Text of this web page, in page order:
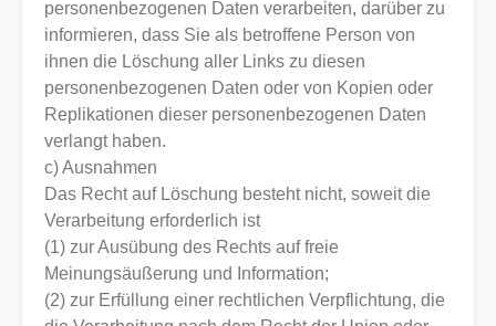
personenbezogenen Daten verarbeiten, darüber zu
informieren, dass Sie als betroffene Person von
ihnen die Löschung aller Links zu diesen
personenbezogenen Daten oder von Kopien oder
Replikationen dieser personenbezogenen Daten
verlangt haben.
c) Ausnahmen
Das Recht auf Löschung besteht nicht, soweit die
Verarbeitung erforderlich ist
(1) zur Ausübung des Rechts auf freie
Meinungsäußerung und Information;
(2) zur Erfüllung einer rechtlichen Verpflichtung, die